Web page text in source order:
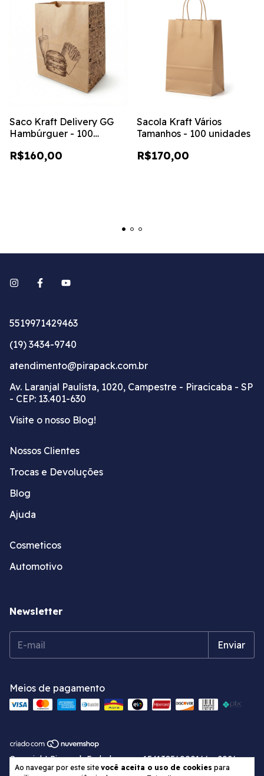
Ao navegar por este site você aceita o uso de cookies para
Saco Kraft Delivery GG
Hambúrguer - 100
R$160,00
Sacola Kraft Vários
Tamanhos - 100 unidades
R$170,00
5519971429463
(19) 3434-9740
atendimento@pirapack.com.br
Av. Laranjal Paulista, 1020, Campestre - Piracicaba - SP
- CEP: 13.401-630
Visite o nosso Blog!
Nossos Clientes
Trocas e Devoluções
Blog
Ajuda
Cosmeticos
Automotivo
Newsletter
Meios de pagamento
Copyright Pirapack Embalagens - 15413856000166 - 2026.
Todos os direitos reservados.